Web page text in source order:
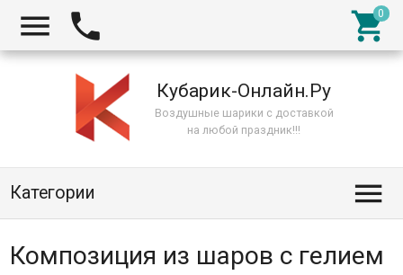
  
Кубарик-Онлайн.Ру
Воздушные шарики с доставкой
на любой праздник!!!
Категории 
Композиция из шаров с гелием